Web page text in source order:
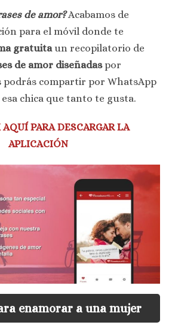
de amor?Acabamos de
para el móvil donde te
gratuitaun recopilatorio de
de amor diseñadaspor
podrás compartir por WhatsApp
chica que tanto te gusta.
PARA DESCARGAR LA
APLICACIÓN
enamorar a una mujer